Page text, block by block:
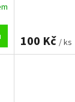
100 Kč / ks